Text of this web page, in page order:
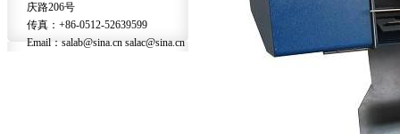
庆路206号
传真：+86-0512-52639599
Email：salab@sina.cn salac@sina.cn